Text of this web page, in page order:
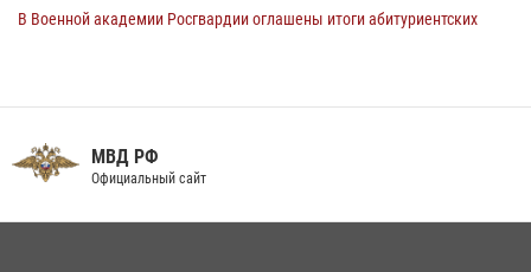
В Военной академии Росгвардии оглашены итоги абитуриентских
09 июля 2026, 11:58
МВД РФ
Официальный сайт